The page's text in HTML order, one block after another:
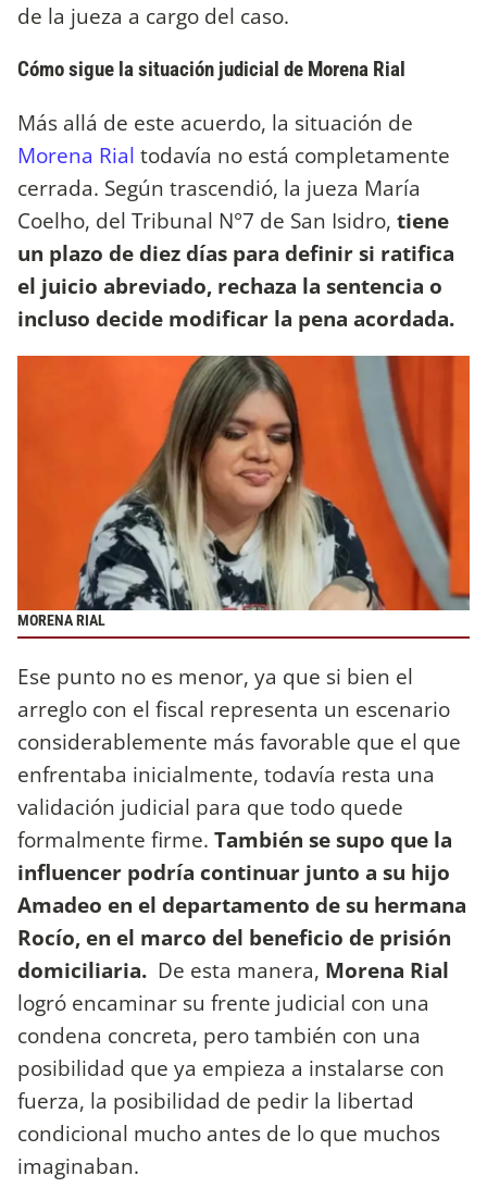
de la jueza a cargo del caso.
Cómo sigue la situación judicial de Morena Rial
Más allá de este acuerdo, la situación de
Morena Rial todavía no está completamente
cerrada. Según trascendió, la jueza María
Coelho, del Tribunal N°7 de San Isidro, tiene
un plazo de diez días para definir si ratifica
el juicio abreviado, rechaza la sentencia o
incluso decide modificar la pena acordada.
MORENA RIAL
Ese punto no es menor, ya que si bien el
arreglo con el fiscal representa un escenario
considerablemente más favorable que el que
enfrentaba inicialmente, todavía resta una
validación judicial para que todo quede
formalmente firme. También se supo que la
influencer podría continuar junto a su hijo
Amadeo en el departamento de su hermana
Rocío, en el marco del beneficio de prisión
domiciliaria. De esta manera, Morena Rial
logró encaminar su frente judicial con una
condena concreta, pero también con una
posibilidad que ya empieza a instalarse con
fuerza, la posibilidad de pedir la libertad
condicional mucho antes de lo que muchos
imaginaban.